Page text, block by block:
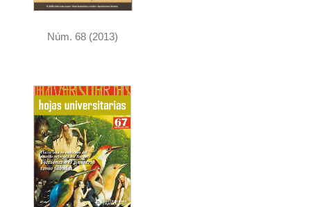
Núm. 68 (2013)